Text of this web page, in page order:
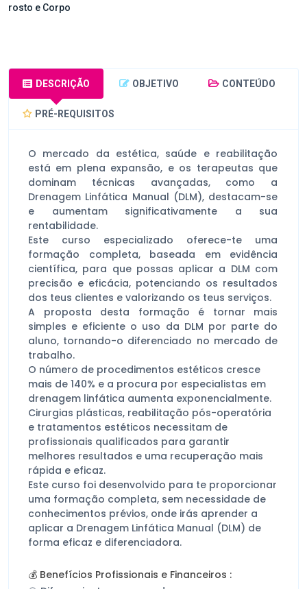
rosto e Corpo
DESCRIÇÃO OBJETIVO CONTEÚDO
PRÉ-REQUISITOS
O mercado da estética, saúde e reabilitação
está em plena expansão, e os terapeutas que
dominam técnicas avançadas, como a
Drenagem Linfática Manual (DLM), destacam-se
e aumentam significativamente a sua
rentabilidade.
Este curso especializado oferece-te uma
formação completa, baseada em evidência
científica, para que possas aplicar a DLM com
precisão e eficácia, potenciando os resultados
dos teus clientes e valorizando os teus serviços.
A proposta desta formação é tornar mais
simples e eficiente o uso da DLM por parte do
aluno, tornando-o diferenciado no mercado de
trabalho.
O número de procedimentos estéticos cresce
mais de 140% e a procura por especialistas em
drenagem linfática aumenta exponencialmente.
Cirurgias plásticas, reabilitação pós-operatória
e tratamentos estéticos necessitam de
profissionais qualificados para garantir
melhores resultados e uma recuperação mais
rápida e eficaz.
Este curso foi desenvolvido para te proporcionar
uma formação completa, sem necessidade de
conhecimentos prévios, onde irás aprender a
aplicar a Drenagem Linfática Manual (DLM) de
forma eficaz e diferenciadora.
💰 Benefícios Profissionais e Financeiros :